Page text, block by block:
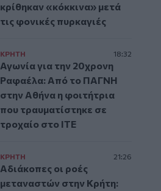
κρίθηκαν «κόκκινα» μετά
τις φονικές πυρκαγιές
ΚΡΗΤΗ 18:32
Αγωνία για την 20χρονη
Ραφαέλα: Από το ΠΑΓΝΗ
στην Αθήνα η φοιτήτρια
που τραυματίστηκε σε
τροχαίο στο ΙΤΕ
ΚΡΗΤΗ 21:26
Αδιάκοπες οι ροές
μεταναστών στην Κρήτη: